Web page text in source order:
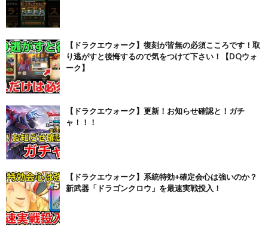
【ドラクエウォーク】復刻が皆無の必須こころです！取
り逃がすと後悔するので気をつけて下さい！【DQウォ
ーク】
【ドラクエウォーク】更新！お知らせ確認と！ガチ
ャ！！！
【ドラクエウォーク】系統特効+確定会心は強いのか？
新武器「ドラゴンクロウ」を最速実戦投入！